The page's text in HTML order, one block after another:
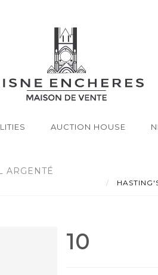
AUCTION HOUSE
ARGENTÉ
10